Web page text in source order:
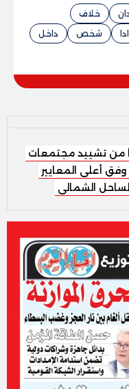
خلاف
ادا شخص
داخل
من تشييد مجتمعات
أعلى المعايير
الشمالى